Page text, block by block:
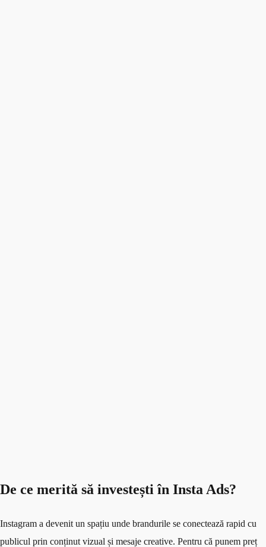
De ce merită să investești în Insta Ads?
Instagram a devenit un spațiu unde brandurile se conectează rapid cu
publicul prin conținut vizual și mesaje creative. Pentru că punem preț